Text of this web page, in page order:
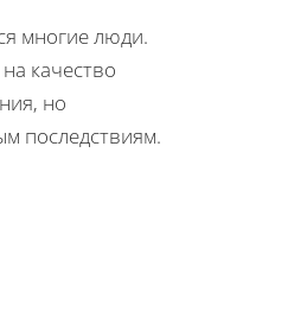
многие люди.
качество
но
последствиям.